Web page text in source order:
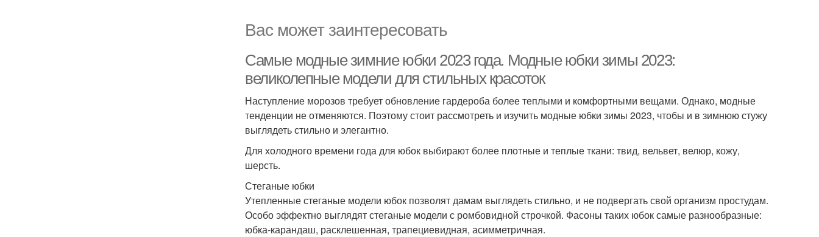
Вас может заинтересовать
Самые модные зимние юбки 2023 года. Модные юбки зимы 2023:
великолепные модели для стильных красоток
Наступление морозов требует обновление гардероба более теплыми и комфортными вещами. Однако, модные
тенденции не отменяются. Поэтому стоит рассмотреть и изучить модные юбки зимы 2023, чтобы и в зимнюю стужу
выглядеть стильно и элегантно.
Для холодного времени года для юбок выбирают более плотные и теплые ткани: твид, вельвет, велюр, кожу,
шерсть.
Стеганые юбки
Утепленные стеганые модели юбок позволят дамам выглядеть стильно, и не подвергать свой организм простудам.
Особо эффектно выглядят стеганые модели с ромбовидной строчкой. Фасоны таких юбок самые разнообразные:
юбка-карандаш, расклешенная, трапециевидная, асимметричная.